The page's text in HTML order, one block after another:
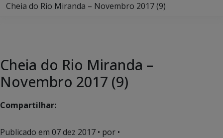
Cheia do Rio Miranda – Novembro 2017 (9)
Cheia do Rio Miranda –
Novembro 2017 (9)
Compartilhar:
Publicado em 07 dez 2017 • por •